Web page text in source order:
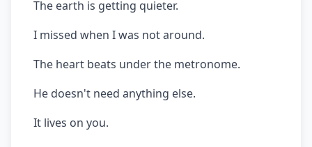
The earth is getting quieter.
I missed when I was not around.
The heart beats under the metronome.
He doesn't need anything else.
It lives on you.